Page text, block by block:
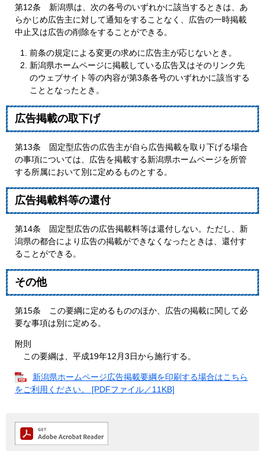
第12条 新潟県は、次の各号のいずれかに該当するときは、あ
らかじめ広告主に対して通知をすることなく、広告の一時掲載
中止又は広告の削除をすることができる。
前条の規定による変更の求めに広告主が応じないとき。
新潟県ホームページに掲載している広告又はそのリンク先
のウェブサイト等の内容が第3条各号のいずれかに該当する
こととなったとき。
広告掲載の取下げ
第13条 固定型広告の広告主が自ら広告掲載を取り下げる場合
の事項については、広告を掲載する新潟県ホームページを所管
する所属において別に定めるものとする。
広告掲載料等の還付
第14条 固定型広告の広告掲載料等は還付しない。ただし、新
潟県の都合により広告の掲載ができなくなったときは、還付す
ることができる。
その他
第15条 この要綱に定めるもののほか、広告の掲載に関して必
要な事項は別に定める。
附則
この要綱は、平成19年12月3日から施行する。
新潟県ホームページ広告掲載要綱を印刷する場合はこちら
をご利用ください。 [PDFファイル／11KB]